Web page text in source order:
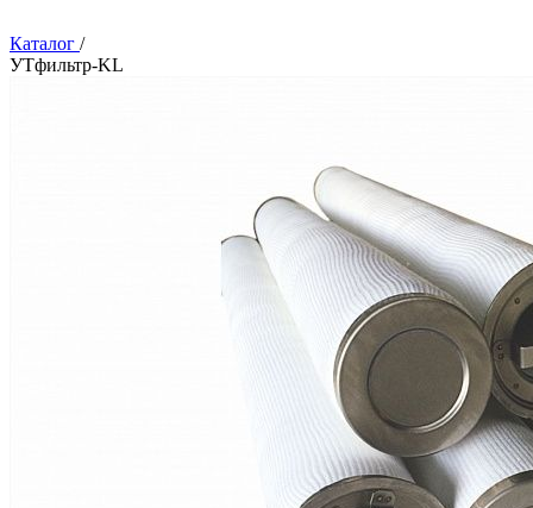
Каталог /
УТфильтр-KL